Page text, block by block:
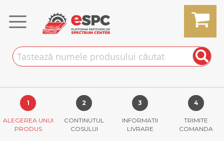
to
Content
ALEGEREA UNUI
PRODUS
CONTINUTUL
COSULUI
INFORMATII
LIVRARE
TRIMITE
COMANDA